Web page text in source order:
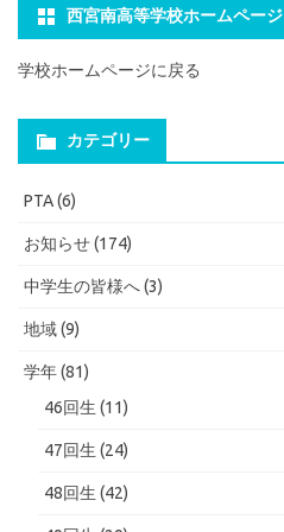
西宮南高等学校ホームページ
学校ホームページに戻る
カテゴリー
PTA(6)
お知らせ(174)
中学生の皆様へ(3)
地域(9)
学年(81)
46回生 (11)
47回生 (24)
48回生 (42)